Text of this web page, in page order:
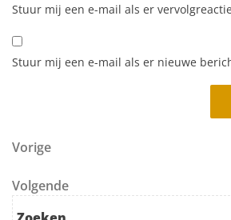
Stuur mij een e-mail als er
Stuur mij een e-mail als er nieuwe
Berichtnavigatie
Vorig bericht
Vorige
Volgend bericht
Volgende